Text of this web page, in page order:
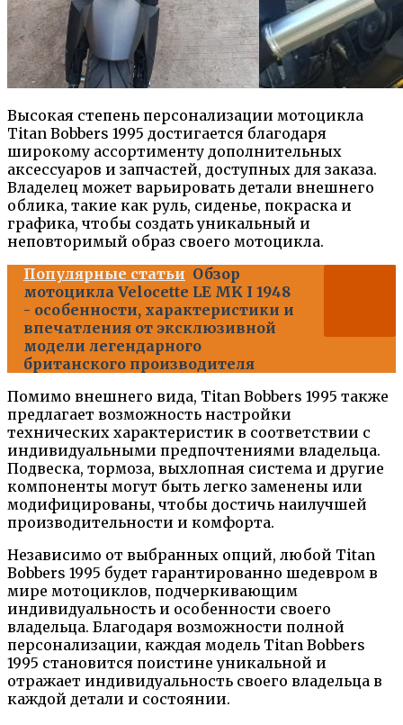
Высокая степень персонализации мотоцикла
Titan Bobbers 1995 достигается благодаря
широкому ассортименту дополнительных
аксессуаров и запчастей, доступных для заказа.
Владелец может варьировать детали внешнего
облика, такие как руль, сиденье, покраска и
графика, чтобы создать уникальный и
неповторимый образ своего мотоцикла.
Популярные статьи Обзор
мотоцикла Velocette LE MK I 1948
- особенности, характеристики и
впечатления от эксклюзивной
модели легендарного
британского производителя
Помимо внешнего вида, Titan Bobbers 1995 также
предлагает возможность настройки
технических характеристик в соответствии с
индивидуальными предпочтениями владельца.
Подвеска, тормоза, выхлопная система и другие
компоненты могут быть легко заменены или
модифицированы, чтобы достичь наилучшей
производительности и комфорта.
Независимо от выбранных опций, любой Titan
Bobbers 1995 будет гарантированно шедевром в
мире мотоциклов, подчеркивающим
индивидуальность и особенности своего
владельца. Благодаря возможности полной
персонализации, каждая модель Titan Bobbers
1995 становится поистине уникальной и
отражает индивидуальность своего владельца в
каждой детали и состоянии.